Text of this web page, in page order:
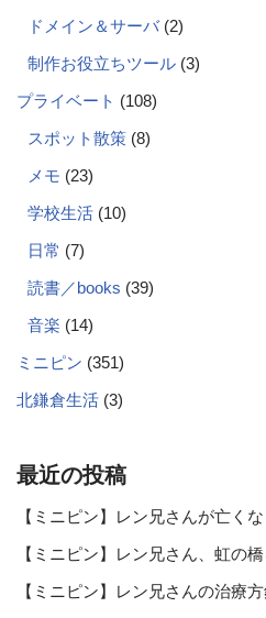
ドメイン＆サーバ(2)
制作お役立ちツール (3)
プライベート (108)
スポット散策 (8)
メモ (23)
学校生活 (10)
日常 (7)
読書／books (39)
音楽 (14)
ミニピン (351)
北鎌倉生活 (3)
最近の投稿
【ミニピン】レン兄さんが亡く
【ミニピン】レン兄さん、虹の橋
【ミニピン】レン兄さんの治療